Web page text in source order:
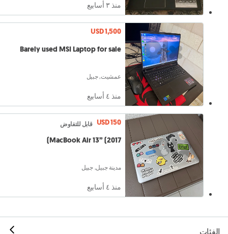
منذ ٣ أسابيع
USD 1,500
Barely used MSI Laptop for sale
عمشيت, جبيل
منذ ٤ أسابيع
USD 150 قابل للتفاوض
MacBook Air 13” (2017)
مدينة جبيل, جبيل
منذ ٤ أسابيع
الفئات